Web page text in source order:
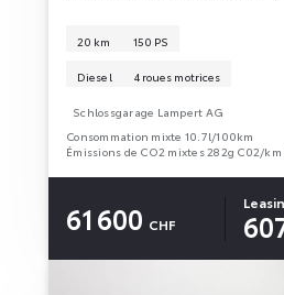
20 km 150 PS
Diesel 4 roues motrices
Schlossgarage Lampert AG
Consommation mixte 10.7l/100km
Émissions de CO2 mixtes 282g C02/
61 600 CHF